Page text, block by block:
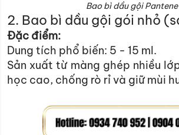
Bao bì dầu gội Pantene
2. Bao bì dầu gội gói nhỏ
Đặc điểm:
Dung tích phổ biến: 5 - 15 ml.
Sản xuất từ màng ghép nhiều
học cao, chống rò rỉ và giữ mùi